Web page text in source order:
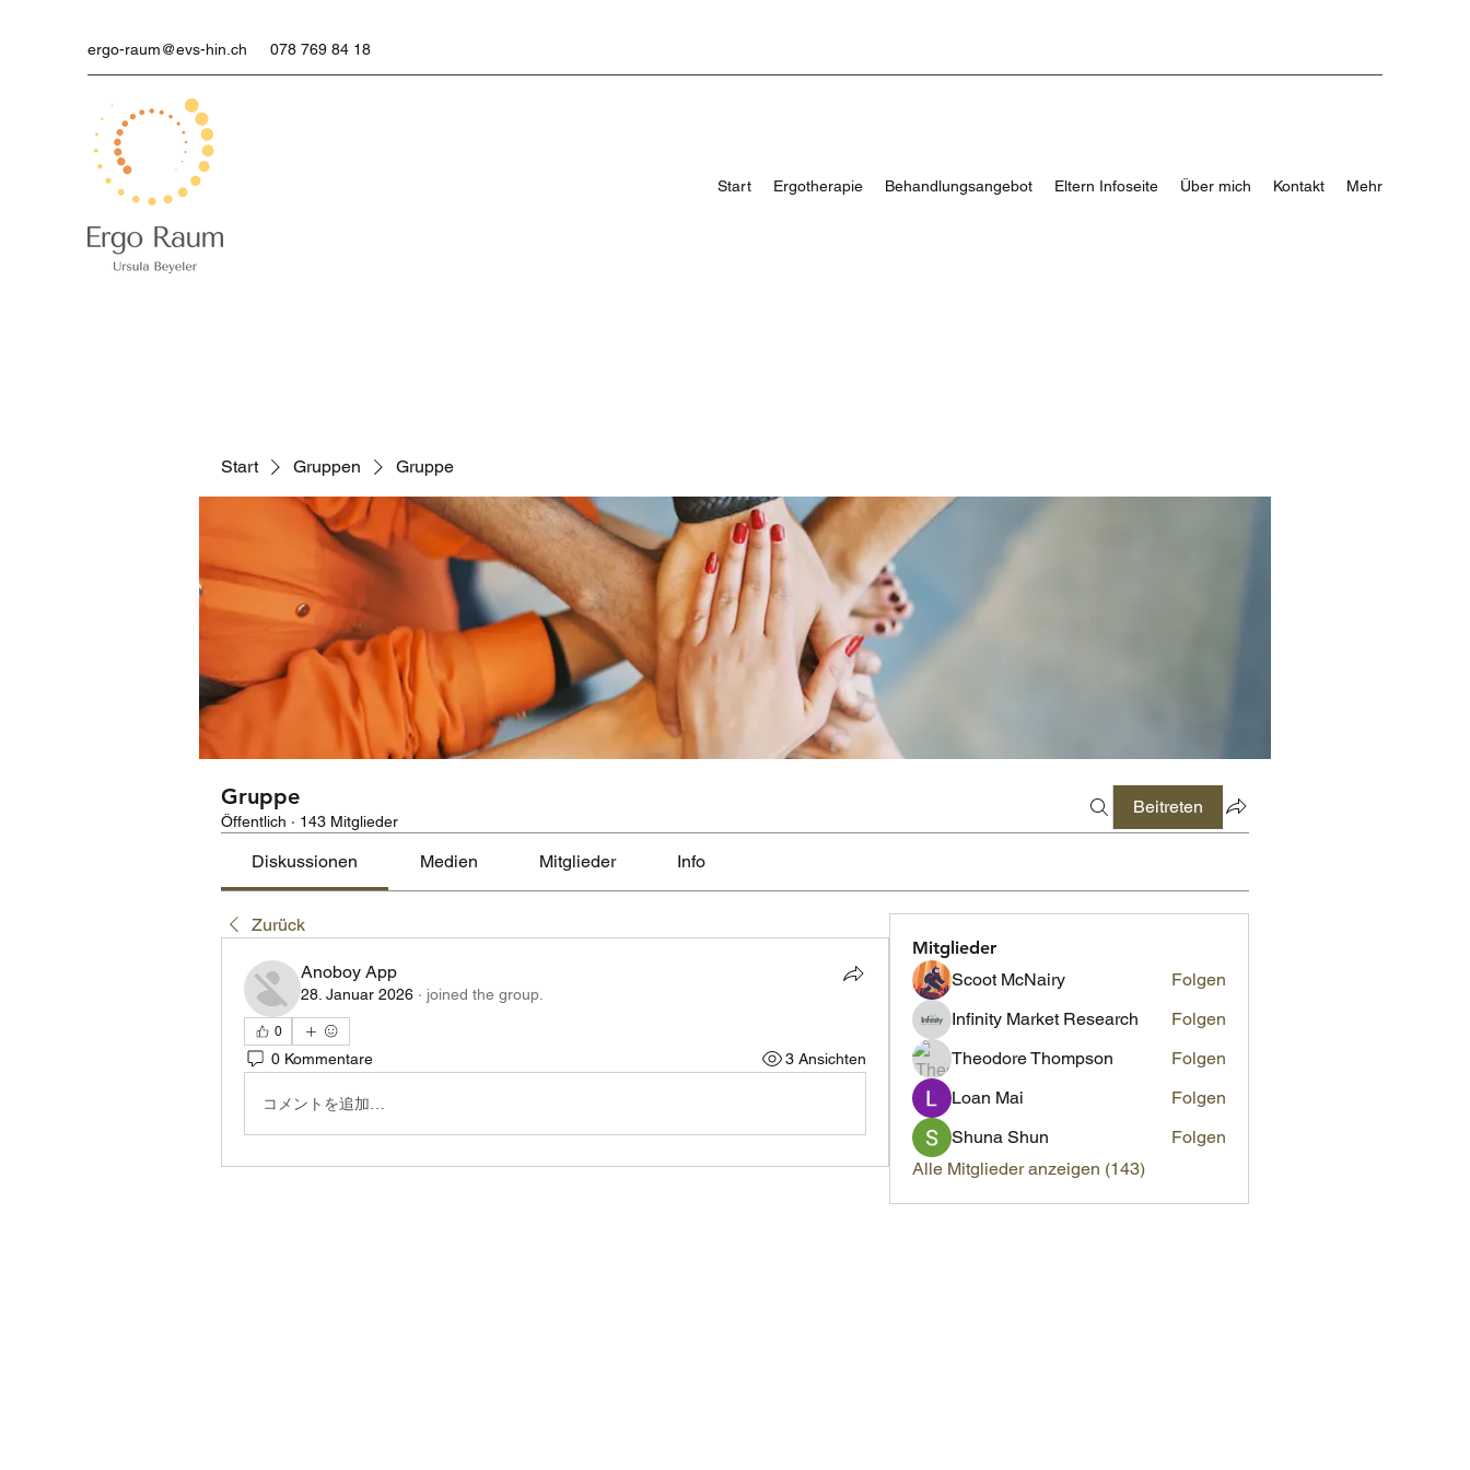
ergo-raum@evs-hin.ch 078 769 84 18
Start Ergotherapie Behandlungsangebot Eltern Infoseite Über mich Kontakt Mehr
Start Gruppen Gruppe
Gruppe
Öffentlich · 143 Mitglieder
Beitreten
Diskussionen Medien Mitglieder Info
Zurück
Anoboy App
28. Januar 2026 · joined the group.
0
0 Kommentare 3 Ansichten
コメントを追加…
Mitglieder
Scoot McNairy
Folgen
Infinity Market Research
Folgen
Theodore Thompson
Folgen
Loan Mai
Folgen
Shuna Shun
Folgen
Alle Mitglieder anzeigen (143)